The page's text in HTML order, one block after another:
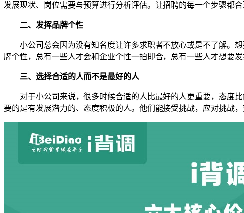
发展现状、岗位需要与预算进行分析评估。让招聘的每一个步骤都
二、发挥品牌个性
小公司总会因为没有知名度让许多求职者不放心或是不了解。
牌个性，总有一些人才会和企业个性一拍即合，总有一些人才想要
三、选择合适的人而不是最好的人
对于小公司来说，很多时候合适的人比最好的人更重要，态度
要的是有发展潜力的、态度积极的人。他们能接受挑战，应对挑战，